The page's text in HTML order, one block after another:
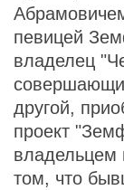
певицей
владелец
другой,
проект
владельцем
том, что